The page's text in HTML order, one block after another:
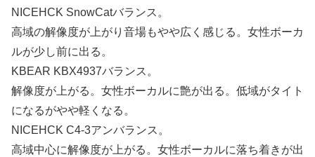
NICEHCK SnowCatバランス。
高域の解像度が上がり音場もやや広く感じる。女性ボーカ
ルが少し前に出る。
KBEAR KBX4937バランス。
解像度が上がる。女性ボーカルに艶が出る。低域がタイト
になるがやや軽くなる。
NICEHCK C4-3アンバランス。
高域中心に解像度が上がる。女性ボーカルに落ち着きが出